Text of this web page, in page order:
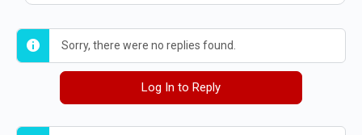
Sorry, there were no replies found.
Log In to Reply